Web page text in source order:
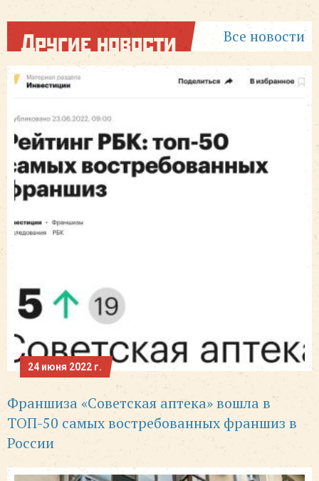
Другие новости Все новости
24 июня 2022 г.
Франшиза «Советская аптека» вошла в
ТОП-50 самых востребованных франшиз в
России